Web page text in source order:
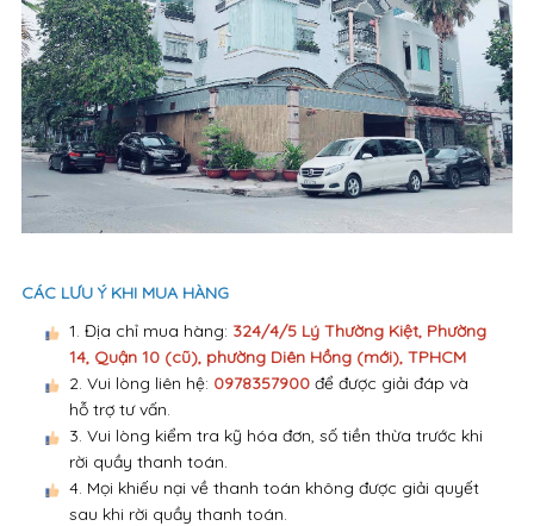
CÁC LƯU Ý KHI MUA HÀNG
1. Địa chỉ mua hàng: 324/4/5 Lý Thường Kiệt, Phường
14, Quận 10 (cũ), phường Diên Hồng (mới), TPHCM
2. Vui lòng liên hệ: 0978357900để được giải đáp và
hỗ trợ tư vấn.
3. Vui lòng kiểm tra kỹ hóa đơn, số tiền thừa trước khi
rời quầy thanh toán.
4. Mọi khiếu nại về thanh toán không được giải quyết
sau khi rời quầy thanh toán.